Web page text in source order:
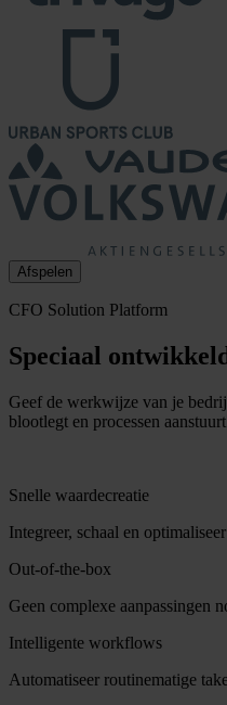
Afspelen
CFO Solution Platform
Speciaal
Geef de werkwijze van je
blootlegt en processen
Snelle waardecreatie
Integreer, schaal en
Out-of-the-box
Geen complexe aanpassingen
Intelligente workflows
Automatiseer routinematige